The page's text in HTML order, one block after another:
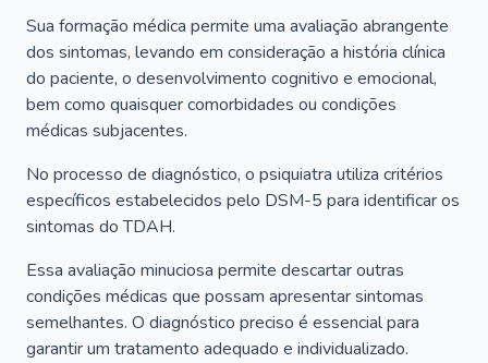
Sua formação médica permite uma avaliação abrangente
dos sintomas, levando em consideração a história clínica
do paciente, o desenvolvimento cognitivo e emocional,
bem como quaisquer comorbidades ou condições
médicas subjacentes.
No processo de diagnóstico, o psiquiatra utiliza critérios
específicos estabelecidos pelo DSM-5 para identificar os
sintomas do TDAH.
Essa avaliação minuciosa permite descartar outras
condições médicas que possam apresentar sintomas
semelhantes. O diagnóstico preciso é essencial para
garantir um tratamento adequado e individualizado.